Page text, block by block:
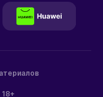
18+